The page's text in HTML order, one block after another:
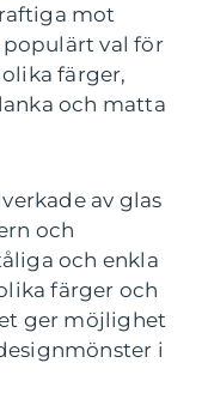
mot
val för
färger,
och matta
av glas
och
och enkla
färger och
ger möjlighet
i